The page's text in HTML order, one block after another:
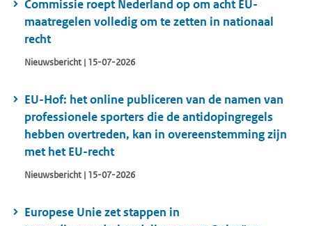
Commissie roept Nederland op om acht EU-
maatregelen volledig om te zetten in nationaal
recht
Nieuwsbericht | 15-07-2026
EU-Hof: het online publiceren van de namen van
professionele sporters die de antidopingregels
hebben overtreden, kan in overeenstemming zijn
met het EU-recht
Nieuwsbericht | 15-07-2026
Europese Unie zet stappen in